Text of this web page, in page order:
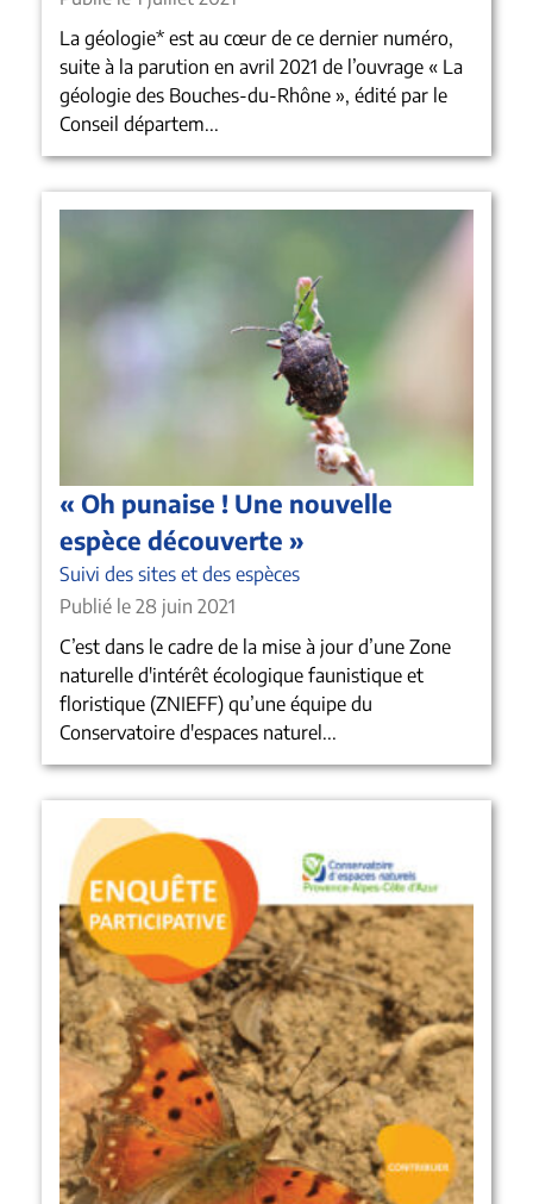
La géologie* est au cœur de ce dernier numéro,
suite à la parution en avril 2021 de l’ouvrage « La
géologie des Bouches-du-Rhône », édité par le
Conseil départem...
« Oh punaise ! Une nouvelle
espèce découverte »
Suivi des sites et des espèces
Publié le 28 juin 2021
C’est dans le cadre de la mise à jour d’une Zone
naturelle d'intérêt écologique faunistique et
floristique (ZNIEFF) qu’une équipe du
Conservatoire d'espaces naturel...